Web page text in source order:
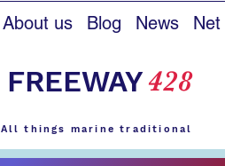
About us Blog News
FREEWAY428
All things marine traditional